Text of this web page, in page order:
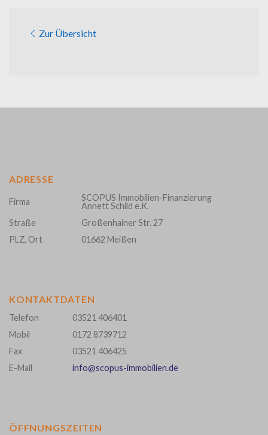
Zur Übersicht
ADRESSE
Firma
SCOPUS Immobilien-Finanzierung
Annett Schild e.K.
Straße
Großenhainer Str. 27
PLZ, Ort
01662 Meißen
KONTAKTDATEN
Telefon
03521 406401
Mobil
0172 8739712
Fax
03521 406425
E-Mail
info@scopus-immobilien.de
ÖFFNUNGSZEITEN